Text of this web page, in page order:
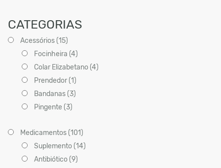
CATEGORIAS
Acessórios (15)
Focinheira (4)
Colar Elizabetano (4)
Prendedor (1)
Bandanas (3)
Pingente (3)
Medicamentos (101)
Suplemento (14)
Antibiótico (9)